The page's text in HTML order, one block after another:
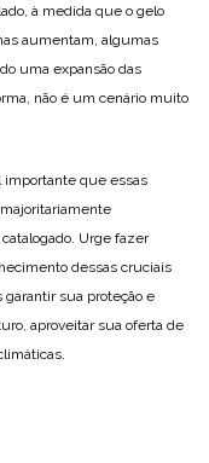
à medida que o gelo
aumentam, algumas
uma expansão das
não é um cenário muito
importante que essas
Urge fazer
dessas cruciais
garantir sua proteção e
aproveitar sua oferta de